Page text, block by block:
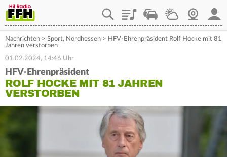
PlaylistStaupilotWetterWebcam
Nachrichten > Sport, Nordhessen > HFV-Ehrenpräsident Rolf Hocke mit 81
Jahren verstorben
01.02.2024, 14:46 Uhr
HFV-Ehrenpräsident
ROLF HOCKE MIT 81 JAHREN
VERSTORBEN